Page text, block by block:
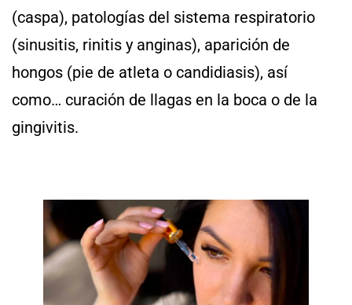
(caspa), patologías del sistema respiratorio
(sinusitis, rinitis y anginas), aparición de
hongos (pie de atleta o candidiasis), así
como… curación de llagas en la boca o de la
gingivitis.